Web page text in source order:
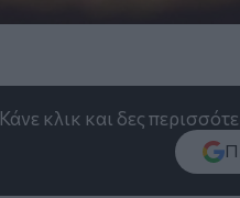
Κάνε κλικ και δες